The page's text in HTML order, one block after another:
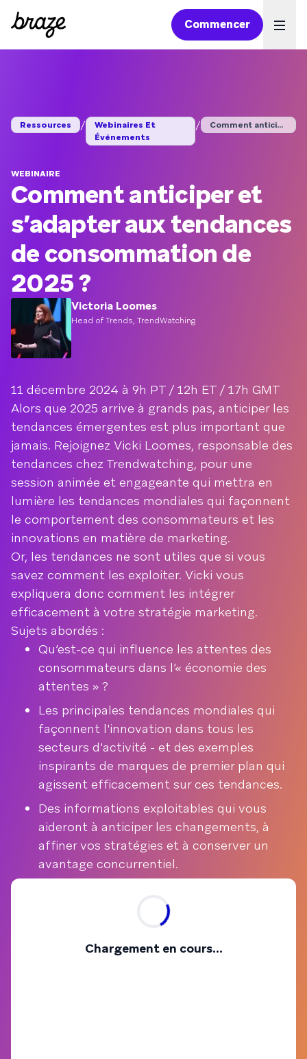
Commencer
Ressources /
Webinaires Et
Événements
/ Comment anticiper et...
WEBINAIRE
Comment anticiper et
s’adapter aux tendances
de consommation de
2025 ?
Victoria Loomes
Head of Trends, TrendWatching
11 décembre 2024 à 9h PT / 12h ET / 17h GMT
Alors que 2025 arrive à grands pas, anticiper les
tendances émergentes est plus important que
jamais. Rejoignez Vicki Loomes, responsable des
tendances chez Trendwatching, pour une
session animée et engageante qui mettra en
lumière les tendances mondiales qui façonnent
le comportement des consommateurs et les
innovations en matière de marketing.
Or, les tendances ne sont utiles que si vous
savez comment les exploiter. Vicki vous
expliquera donc comment les intégrer
efficacement à votre stratégie marketing.
Sujets abordés :
Qu’est-ce qui influence les attentes des
consommateurs dans l’« économie des
attentes » ?
Les principales tendances mondiales qui
façonnent l'innovation dans tous les
secteurs d'activité - et des exemples
inspirants de marques de premier plan qui
agissent efficacement sur ces tendances.
Des informations exploitables qui vous
aideront à anticiper les changements, à
affiner vos stratégies et à conserver un
avantage concurrentiel.
Chargement en cours...